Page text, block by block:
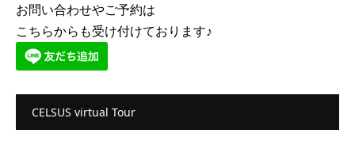
お問い合わせやご予約は
こちらからも受け付けております♪
CELSUS virtual Tour